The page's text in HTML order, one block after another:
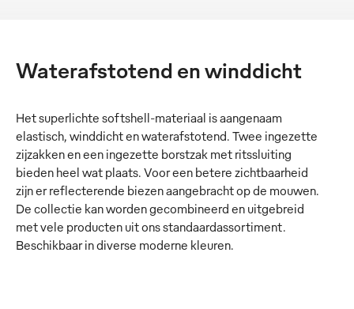
Waterafstotend en winddicht
Het superlichte softshell-materiaal is aangenaam
elastisch, winddicht en waterafstotend. Twee ingezette
zijzakken en een ingezette borstzak met ritssluiting
bieden heel wat plaats. Voor een betere zichtbaarheid
zijn er reflecterende biezen aangebracht op de mouwen.
De collectie kan worden gecombineerd en uitgebreid
met vele producten uit ons standaardassortiment.
Beschikbaar in diverse moderne kleuren.